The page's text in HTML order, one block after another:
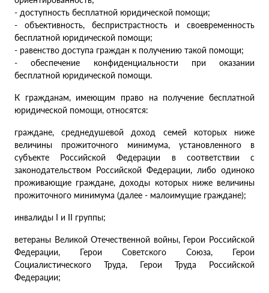
- доступность бесплатной юридической помощи;
- объективность, беспристрастность и своевременность
бесплатной юридической помощи;
- равенство доступа граждан к получению такой помощи;
- обеспечение конфиденциальности при оказании
бесплатной юридической помощи.
К гражданам, имеющим право на получение бесплатной
юридической помощи, относятся:
граждане, среднедушевой доход семей которых ниже
величины прожиточного минимума, установленного в
субъекте Российской Федерации в соответствии с
законодательством Российской Федерации, либо одиноко
проживающие граждане, доходы которых ниже величины
прожиточного минимума (далее - малоимущие граждане);
инвалиды I и II группы;
ветераны Великой Отечественной войны, Герои Российской
Федерации, Герои Советского Союза, Герои
Социалистического Труда, Герои Труда Российской
Федерации;